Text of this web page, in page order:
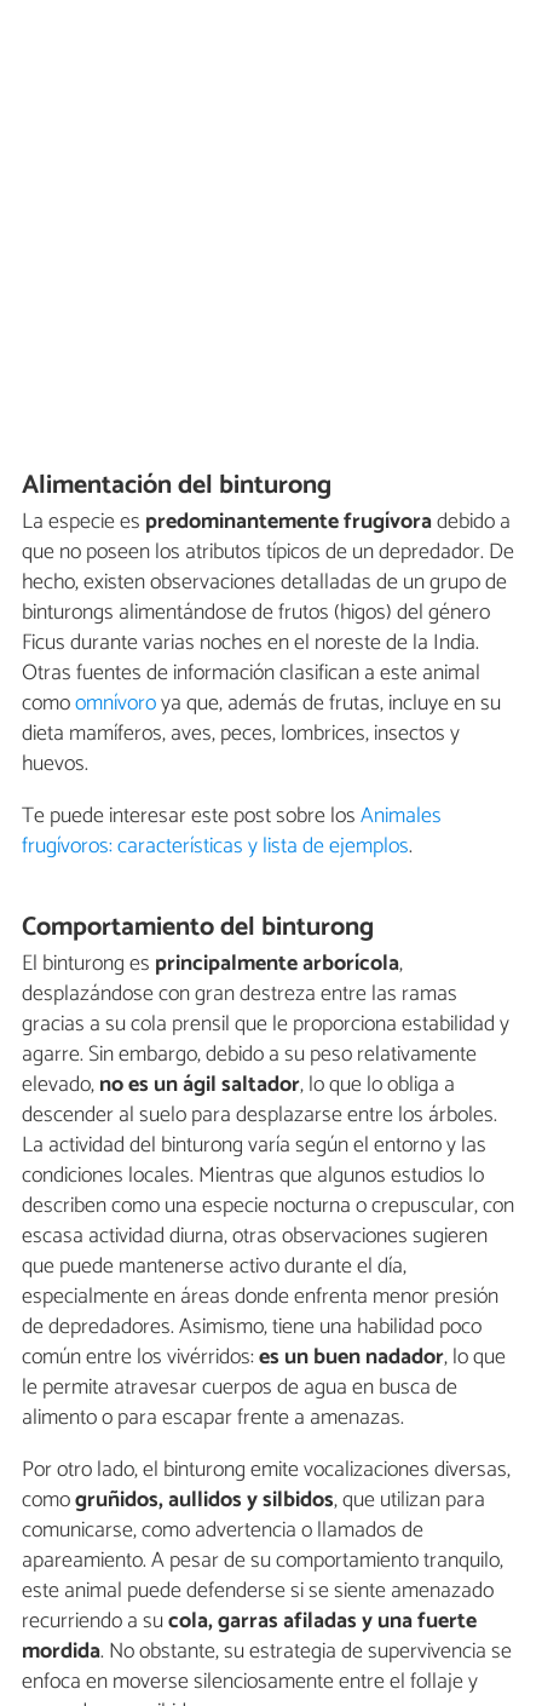
Alimentación del binturong
La especie es predominantemente frugívoradebido a
que no poseen los atributos típicos de un depredador. De
hecho, existen observaciones detalladas de un grupo de
binturongs alimentándose de frutos (higos) del género
Ficus durante varias noches en el noreste de la India.
Otras fuentes de información clasifican a este animal
comoomnívoroya que, además de frutas, incluye en su
dieta mamíferos, aves, peces, lombrices, insectos y
huevos.
Te puede interesar este post sobre losAnimales
frugívoros: características y lista de ejemplos.
Comportamiento del binturong
El binturong es principalmente arborícola,
desplazándose con gran destreza entre las ramas
gracias a su cola prensil que le proporciona estabilidad y
agarre. Sin embargo, debido a su peso relativamente
elevado,no es un ágil saltador, lo que lo obliga a
descender al suelo para desplazarse entre los árboles.
La actividad del binturong varía según el entorno y las
condiciones locales. Mientras que algunos estudios lo
describen como una especie nocturna o crepuscular, con
escasa actividad diurna, otras observaciones sugieren
que puede mantenerse activo durante el día,
especialmente en áreas donde enfrenta menor presión
de depredadores. Asimismo, tiene una habilidad poco
común entre los vivérridos:es un buen nadador, lo que
le permite atravesar cuerpos de agua en busca de
alimento o para escapar frente a amenazas.
Por otro lado, el binturong emite vocalizaciones diversas,
comogruñidos, aullidos y silbidos, que utilizan para
comunicarse, como advertencia o llamados de
apareamiento. A pesar de su comportamiento tranquilo,
este animal puede defenderse si se siente amenazado
recurriendo a sucola, garras afiladas y una fuerte
mordida. No obstante, su estrategia de supervivencia se
enfoca en moverse silenciosamente entre el follaje y